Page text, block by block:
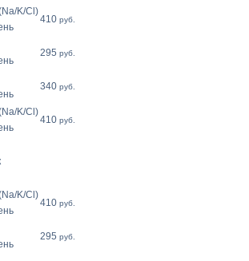
K/Cl)
410 руб.
295 руб.
340 руб.
K/Cl)
410 руб.
K/Cl)
410 руб.
295 руб.